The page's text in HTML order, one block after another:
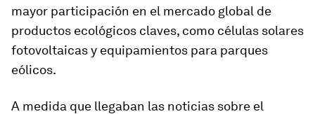
mayor participación en el mercado global de
productos ecológicos claves, como células solares
fotovoltaicas y equipamientos para parques
eólicos.
A medida que llegaban las noticias sobre el